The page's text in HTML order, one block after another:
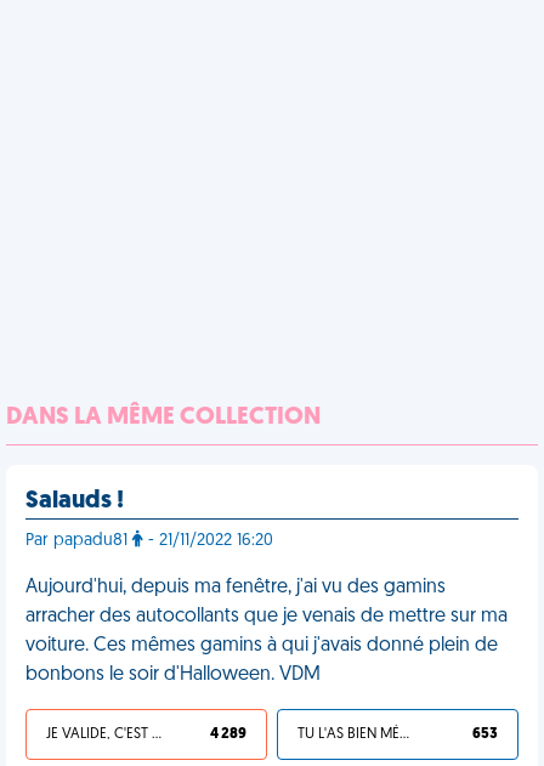
DANS LA MÊME COLLECTION
Salauds !
Par papadu81 - 21/11/2022 16:20
Aujourd'hui, depuis ma fenêtre, j'ai vu des gamins
arracher des autocollants que je venais de mettre sur ma
voiture. Ces mêmes gamins à qui j'avais donné plein de
bonbons le soir d'Halloween. VDM
JE VALIDE, C'EST UNE VDM 4 289 TU L'AS BIEN MÉRITÉ 653